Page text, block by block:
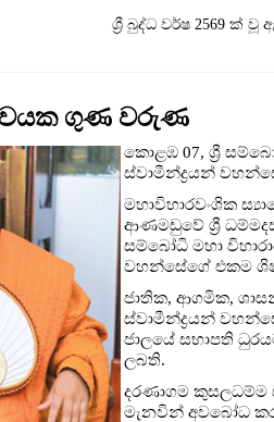
ශ්‍රී බුද්ධ වර්ෂ 2569 ක්
ගුණ වරුණ
කොළඹ 07, ශ්‍රී
ස්වාමීන්ද්‍රයන්
මහාවිහාරවංශික
ආණමඩුවේ ශ්‍රී
සම්බෝධි මහා
වහන්සේගේ එකම
ජාතික, ආගමික,
ස්වාමීන්ද්‍රයන්
ජාලයේ සභාපති
ලබති.
දරණාගම කුසලධම්ම
මැනවින් අවබෝධ